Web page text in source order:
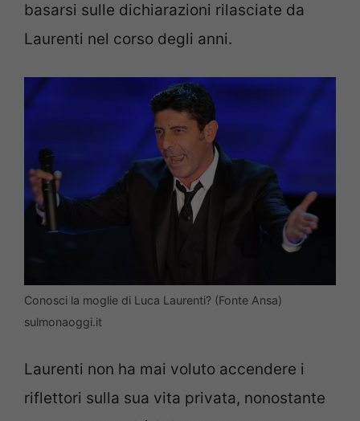
basarsi sulle dichiarazioni rilasciate da
Laurenti nel corso degli anni.
Conosci la moglie di Luca Laurenti? (Fonte Ansa)
sulmonaoggi.it
Laurenti non ha mai voluto accendere i
riflettori sulla sua vita privata, nonostante